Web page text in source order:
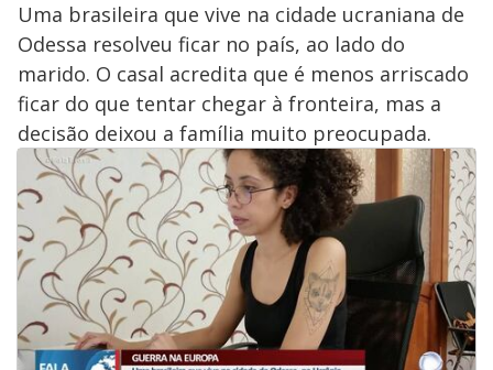
Uma brasileira que vive na cidade ucraniana de
Odessa resolveu ficar no país, ao lado do
marido. O casal acredita que é menos arriscado
ficar do que tentar chegar à fronteira, mas a
decisão deixou a família muito preocupada.